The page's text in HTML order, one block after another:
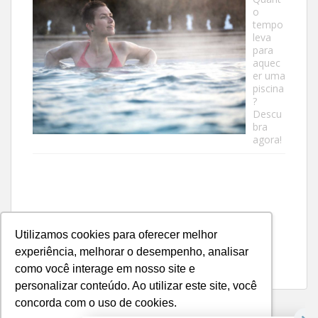
Utilizamos cookies para oferecer melhor
experiência, melhorar o desempenho, analisar
como você interage em nosso site e
personalizar conteúdo. Ao utilizar este site, você
concorda com o uso de cookies.
o
tempo
leva
para
aquec
er uma
piscina
?
Descu
bra
agora!